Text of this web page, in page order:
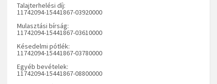
Talajterhelési díj:
11742094-15441867-03920000
Mulasztási bírság:
11742094-15441867-03610000
Késedelmi pótlék:
11742094-15441867-03780000
Egyéb bevételek:
11742094-15441867-08800000